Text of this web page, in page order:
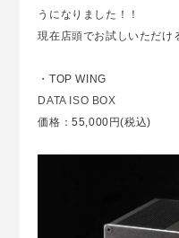
うになりました！！
現在店頭でお試しいただけ
・TOP WING
DATA ISO BOX
価格：55,000円(税込)